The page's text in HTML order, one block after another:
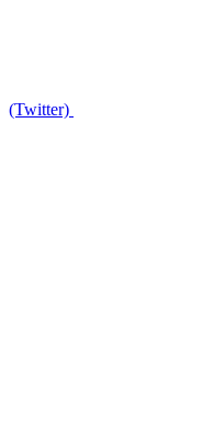
(Twitter)